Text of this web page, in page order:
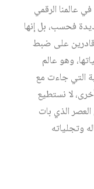
عالمنا الرقمي
فحسب، بل إنها
على ضبط
وهو عالم
التي جاءت مع
لا نستطيع
الذي بات
وتجلياته